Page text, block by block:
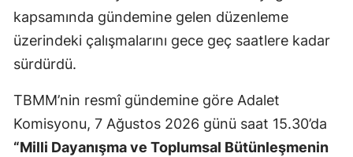
kapsamında gündemine gelen düzenleme
üzerindeki çalışmalarını gece geç saatlere kadar
sürdürdü.
TBMM’nin resmî gündemine göre Adalet
Komisyonu, 7 Ağustos 2026 günü saat 15.30’da
“Milli Dayanışma ve Toplumsal Bütünleşmenin